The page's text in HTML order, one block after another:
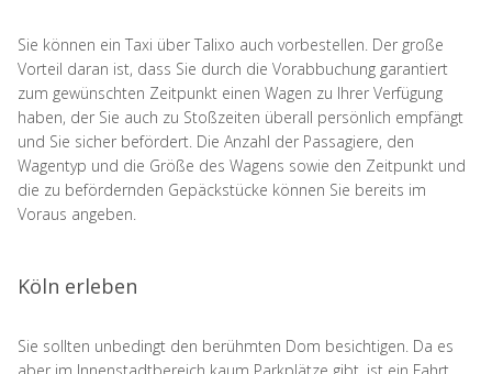
Sie können ein Taxi über Talixo auch vorbestellen. Der große
Vorteil daran ist, dass Sie durch die Vorabbuchung garantiert
zum gewünschten Zeitpunkt einen Wagen zu Ihrer Verfügung
haben, der Sie auch zu Stoßzeiten überall persönlich empfängt
und Sie sicher befördert. Die Anzahl der Passagiere, den
Wagentyp und die Größe des Wagens sowie den Zeitpunkt und
die zu befördernden Gepäckstücke können Sie bereits im
Voraus angeben.
Köln erleben
Sie sollten unbedingt den berühmten Dom besichtigen. Da es